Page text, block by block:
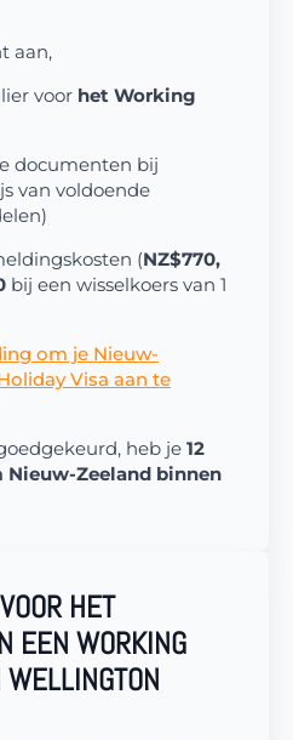
aan,
voor het Working
documenten bij
van voldoende
(NZ$770,
bij een wisselkoers van 1
om je Nieuw-
Visa aan te
heb je 12
Zeeland binnen
HET
EEN WORKING